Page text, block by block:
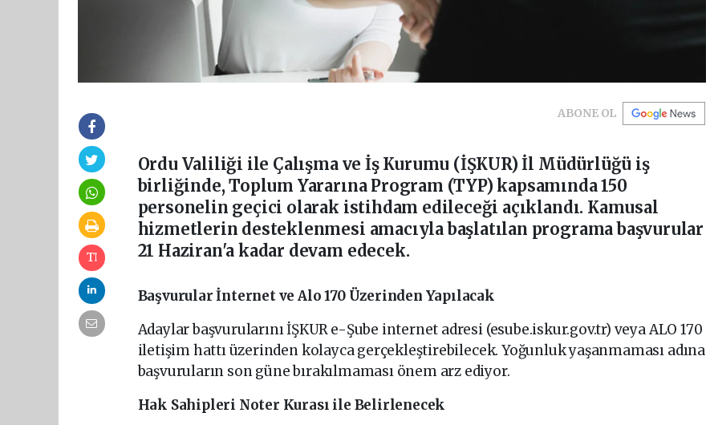
ABONE OL
Ordu Valiliği ile Çalışma ve İş Kurumu (İŞKUR) İl Müdürlüğü iş
birliğinde, Toplum Yararına Program (TYP) kapsamında 150
personelin geçici olarak istihdam edileceği açıklandı. Kamusal
hizmetlerin desteklenmesi amacıyla başlatılan programa başvurular
21 Haziran'a kadar devam edecek.
Başvurular İnternet ve Alo 170 Üzerinden Yapılacak
Adaylar başvurularını İŞKUR e-Şube internet adresi (esube.iskur.gov.tr) veya ALO 170
iletişim hattı üzerinden kolayca gerçekleştirebilecek. Yoğunluk yaşanmaması adına
başvuruların son güne bırakılmaması önem arz ediyor.
Hak Sahipleri Noter Kurası ile Belirlenecek